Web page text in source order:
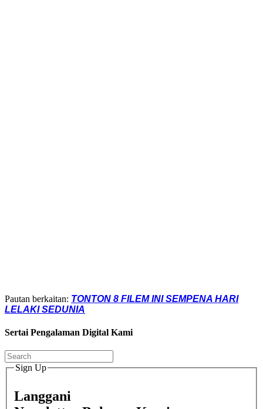
Pautan berkaitan: TONTON 8 FILEM INI SEMPENA HARI
LELAKI SEDUNIA
Sertai Pengalaman Digital Kami
Sign Up
Langgani